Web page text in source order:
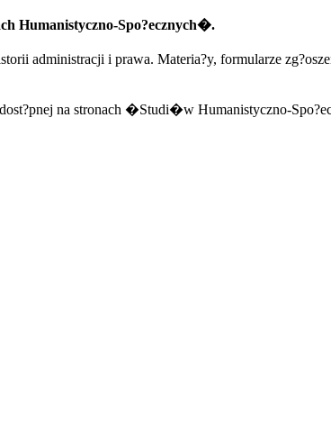
Humanistyczno-Spo?ecznych�.
i prawa. Materia?y, formularze
na stronach �Studi�w Humanistyczno-